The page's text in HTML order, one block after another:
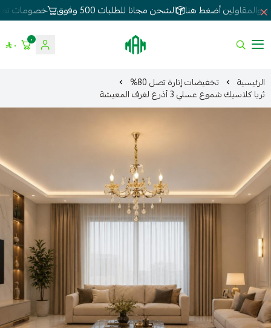
الشحن مجانا للطلبات 500 وفوق خصومات تصل 80% لطلبات
الموسى للإنارة
٠ ٠
الرئيسية تخفيضات إنارة تصل 80%
ثريا كلاسيك شموع عسلي 3 أذرع لغرف المعيشة